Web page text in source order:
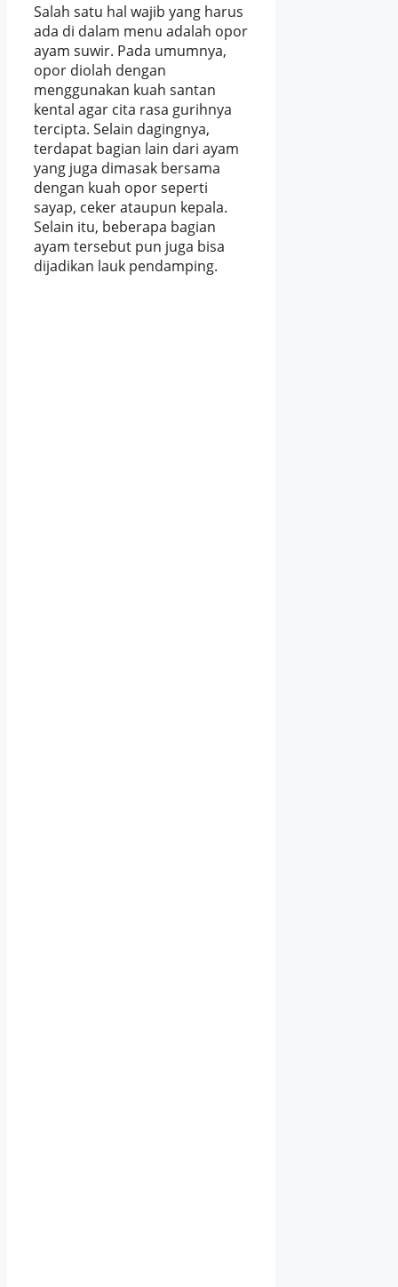
Salah satu hal wajib yang harus
ada di dalam menu adalah opor
ayam suwir. Pada umumnya,
opor diolah dengan
menggunakan kuah santan
kental agar cita rasa gurihnya
tercipta. Selain dagingnya,
terdapat bagian lain dari ayam
yang juga dimasak bersama
dengan kuah opor seperti
sayap, ceker ataupun kepala.
Selain itu, beberapa bagian
ayam tersebut pun juga bisa
dijadikan lauk pendamping.